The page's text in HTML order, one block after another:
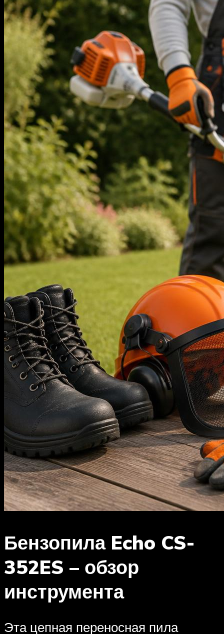
Бензопила Echo CS-
352ES – обзор
инструмента
Эта цепная переносная пила